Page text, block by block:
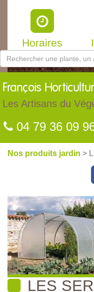
Horaires
François
Les Artisans du
04 79 36 09
Nos produits jardin >
LES